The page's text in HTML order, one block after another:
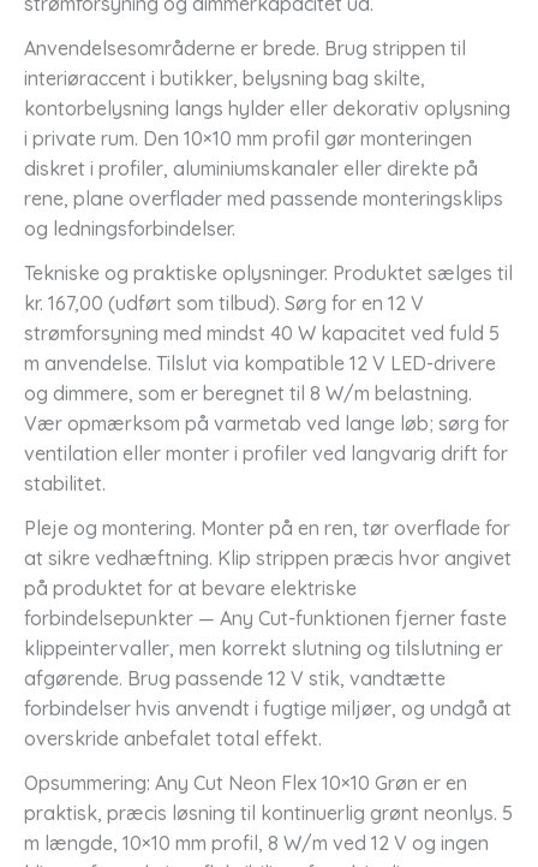
Anvendelsesområderne er brede. Brug strippen til
interiøraccent i butikker, belysning bag skilte,
kontorbelysning langs hylder eller dekorativ oplysning
i private rum. Den 10×10 mm profil gør monteringen
diskret i profiler, aluminiumskanaler eller direkte på
rene, plane overflader med passende monteringsklips
og ledningsforbindelser.
Tekniske og praktiske oplysninger. Produktet sælges til
kr. 167,00 (udført som tilbud). Sørg for en 12 V
strømforsyning med mindst 40 W kapacitet ved fuld 5
m anvendelse. Tilslut via kompatible 12 V LED-drivere
og dimmere, som er beregnet til 8 W/m belastning.
Vær opmærksom på varmetab ved lange løb; sørg for
ventilation eller monter i profiler ved langvarig drift for
stabilitet.
Pleje og montering. Monter på en ren, tør overflade for
at sikre vedhæftning. Klip strippen præcis hvor angivet
på produktet for at bevare elektriske
forbindelsepunkter — Any Cut-funktionen fjerner faste
klippeintervaller, men korrekt slutning og tilslutning er
afgørende. Brug passende 12 V stik, vandtætte
forbindelser hvis anvendt i fugtige miljøer, og undgå at
overskride anbefalet total effekt.
Opsummering: Any Cut Neon Flex 10×10 Grøn er en
praktisk, præcis løsning til kontinuerlig grønt neonlys. 5
m længde, 10×10 mm profil, 8 W/m ved 12 V og ingen